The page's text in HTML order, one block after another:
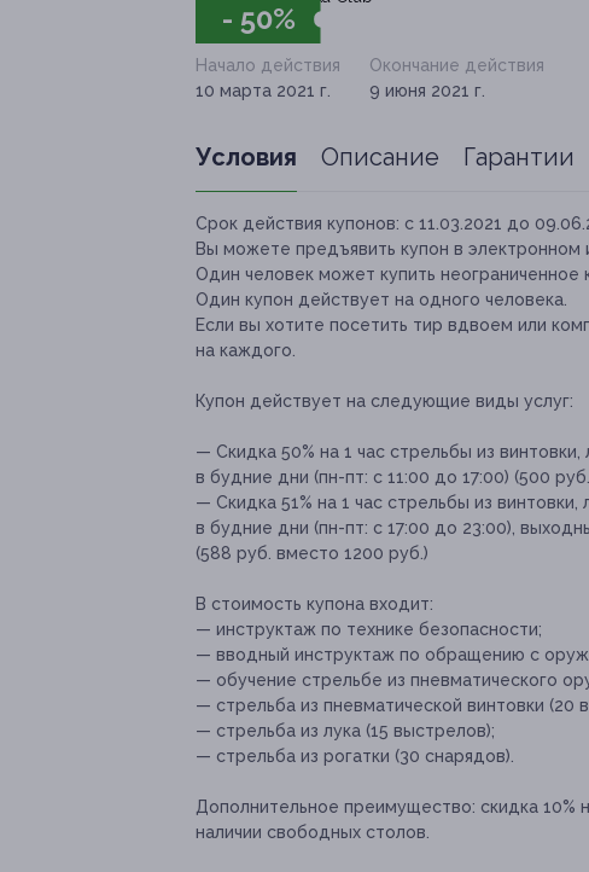
- 50%
Начало действия
10 марта 2021 г.
Окончание действия
9 июня 2021 г.
Условия Описание Гарантии
Срок действия купонов: с 11.03.2021 до
Вы можете предъявить купон в электронном
Один человек может купить неограниченное
Один купон действует на одного человека.
Если вы хотите посетить тир вдвоем или
на каждого.
Купон действует на следующие виды услуг:
— Скидка 50% на 1 час стрельбы из
в будние дни (пн-пт: с 11:00 до 17:00) (500
— Скидка 51% на 1 час стрельбы из
в будние дни (пн-пт: с 17:00 до 23:00),
(588 руб. вместо 1200 руб.)
В стоимость купона входит:
— инструктаж по технике безопасности;
— вводный инструктаж по обращению с
— обучение стрельбе из пневматического
— стрельба из пневматической винтовки (20
— стрельба из лука (15 выстрелов);
— стрельба из рогатки (30 снарядов).
Дополнительное преимущество: скидка 10%
наличии свободных столов.